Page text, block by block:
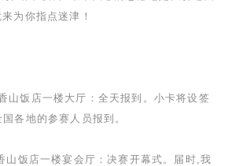
为你指点迷津！
山饭店一楼大厅：全天报到。 小卡将设签
各地的参赛人员报到。
山饭店一楼宴会厅：决赛开幕式。
届时,我